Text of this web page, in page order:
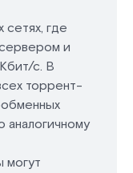
где
и
с. В
торрент-
могут